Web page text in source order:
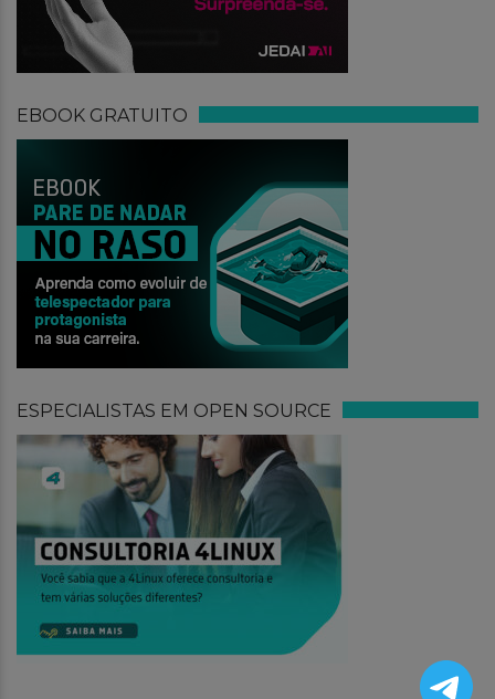
EBOOK GRATUITO
ESPECIALISTAS EM OPEN SOURCE